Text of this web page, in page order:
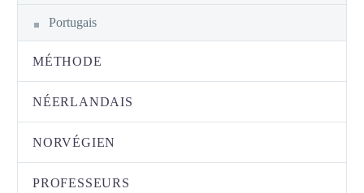
Portugais
MÉTHODE
NÉERLANDAIS
NORVÉGIEN
PROFESSEURS